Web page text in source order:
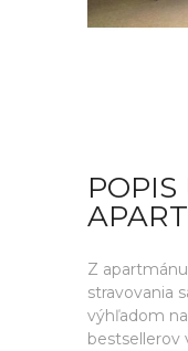
Z
stravovania
výhľadom
bestsellerov